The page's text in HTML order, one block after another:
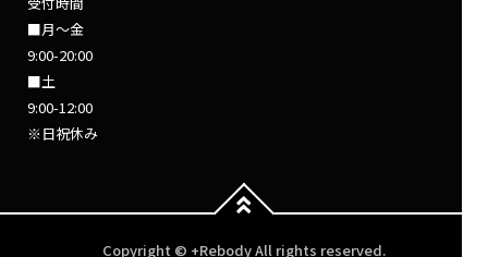
■月～金
9:00-20:00
■土
9:00-12:00
※日祝休み
Copyright © +Rebody All rights reserved.